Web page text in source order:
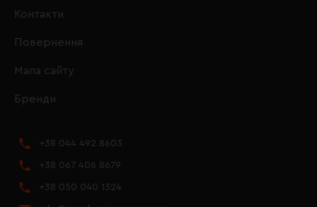
Контакти
Повернення
Мапа сайту
Бренди
+38 044 492 8603
+38 067 406 8679
+38 050 040 1324